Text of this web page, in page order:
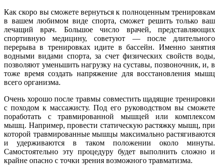
Как скоро вы сможете вернуться к полноценным тренировкам
в вашем любимом виде спорта, сможет решить только ваш
лечащий врач. Большое число врачей, представляющих
спортивную медицину, советуют — после длительного
перерыва в тренировках идите в бассейн. Именно занятия
водными видами спорта, за счет физических свойств воды,
позволяют уменьшить нагрузку на суставы, позвоночник, и, в
тоже время создать напряжение для восстановления мышц
всего организма.
Очень хорошо после травмы совместить щадящие тренировки
с походом к массажисту. Под его руководством вы сможете
поработать с травмированной мышцей или комплексом
мышц. Например, провести статическую растяжку мышц, при
которой травмированные мышцы максимально растягиваются
и удерживаются в таком положении около минуты.
Самостоятельно эту процедуру будет выполнить сложно и
крайне опасно с точки зрения возможного травматизма.